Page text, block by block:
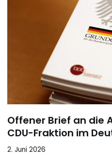
Offener Brief an die
CDU-Fraktion im
2. Juni 2026